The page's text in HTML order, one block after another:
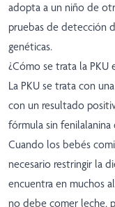
adopta a un niño de
pruebas de detección
genéticas.
¿Cómo se trata la PKU
La PKU se trata con
con un resultado
fórmula sin
Cuando los bebés
necesario restringir la
encuentra en muchos
no debe comer leche,